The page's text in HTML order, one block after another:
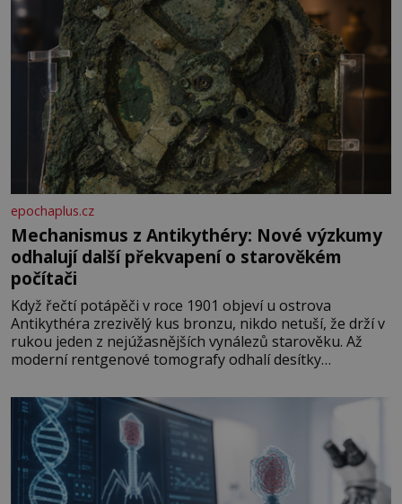
epochaplus.cz
Mechanismus z Antikythéry: Nové výzkumy
odhalují další překvapení o starověkém
počítači
Když řečtí potápěči v roce 1901 objeví u ostrova
Antikythéra zrezivělý kus bronzu, nikdo netuší, že drží v
rukou jeden z nejúžasnějších vynálezů starověku. Až
moderní rentgenové tomografy odhalí desítky
Antikythéry je dnes považován za nejstarší známý
analogový počítač na světě. Přesto ani po více než sto
letech výzkumu